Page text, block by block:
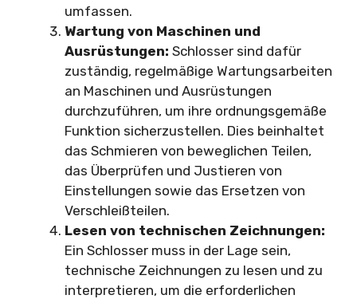
umfassen.
Wartung von Maschinen und
Ausrüstungen: Schlosser sind dafür
zuständig, regelmäßige Wartungsarbeiten
an Maschinen und Ausrüstungen
durchzuführen, um ihre ordnungsgemäße
Funktion sicherzustellen. Dies beinhaltet
das Schmieren von beweglichen Teilen,
das Überprüfen und Justieren von
Einstellungen sowie das Ersetzen von
Verschleißteilen.
Lesen von technischen Zeichnungen:
Ein Schlosser muss in der Lage sein,
technische Zeichnungen zu lesen und zu
interpretieren, um die erforderlichen